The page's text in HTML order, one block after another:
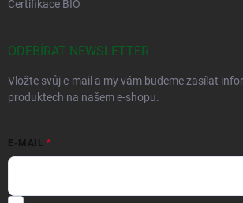
Certifikace BIO
ODEBÍRAT NEWSLETTER
Vložte svůj e-mail a my vám budeme zasílat
produktech na našem e-shopu.
E-MAIL